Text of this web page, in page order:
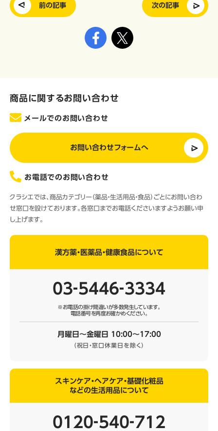
前の記事 次の記事
商品に関するお問い合わせ
メールでのお問い合わせ
お問い合わせフォームへ
お電話でのお問い合わせ
クラシエでは、商品カテゴリー（薬品・生活用品・食品）ごとにお問い合わ
せ窓口を設けております。各窓口までお電話くださいますようお願い申
し上げます。
漢方薬・医薬品・健康食品について
03‐5446‐3334
※お電話の掛け間違いが多数発生しています。
電話番号を再度お確かめください。
月曜日～金曜日 10:00～17:00
（祝日・窓口休業日を除く）
スキンケア・ヘアケア・基礎化粧品
などの生活用品について
0120‐540‐712